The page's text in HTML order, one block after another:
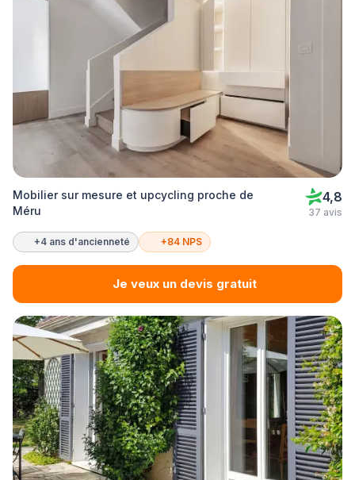
Mobilier sur mesure et upcycling proche de
Méru
4,8
37 avis
+4 ans d'ancienneté +84 NPS
Je veux un devis gratuit